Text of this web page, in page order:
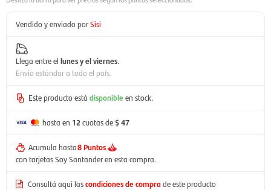
Vendido y enviado porSisi
Llega entre el lunes y el viernes.
Envío estándar a todo el país.
Este producto está disponible en stock.
hasta en 12cuotas de$ 47
Acumula hasta8 Puntos
con tarjetas Soy Santander en esta compra.
Consultá aquí lascondiciones de comprade este producto